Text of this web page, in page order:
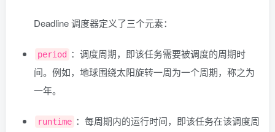
Deadline 调度器定义了三个元素：
period
：调度周期，即该任务需要被调度的周期时
间。例如，地球围绕太阳旋转一周为一个周期，称之为
一年。
runtime ：每周期内的运行时间，即该任务在该调度周